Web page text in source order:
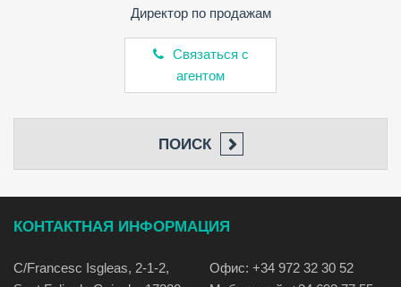
Директор по продажам
Связаться с
агентом
ПОИСК
КОНТАКТНАЯ ИНФОРМАЦИЯ
C/Francesc Isgleas, 2-1-2,
Офис: +34 972 32 30 52